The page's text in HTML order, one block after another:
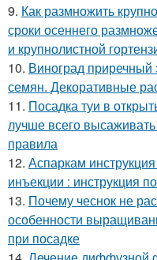
9. Как размножить
сроки осеннего
и крупнолистной
10. Виноград
семян. Декоративные
11. Посадка туи в
лучше всего
правила
12. Аспаркам
инъекции : инструкция
13. Почему чеснок не
особенности
при посадке